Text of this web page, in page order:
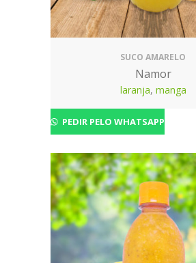
SUCO AMARELO
Namor
laranja, manga
PEDIR PELO WHATSAPP